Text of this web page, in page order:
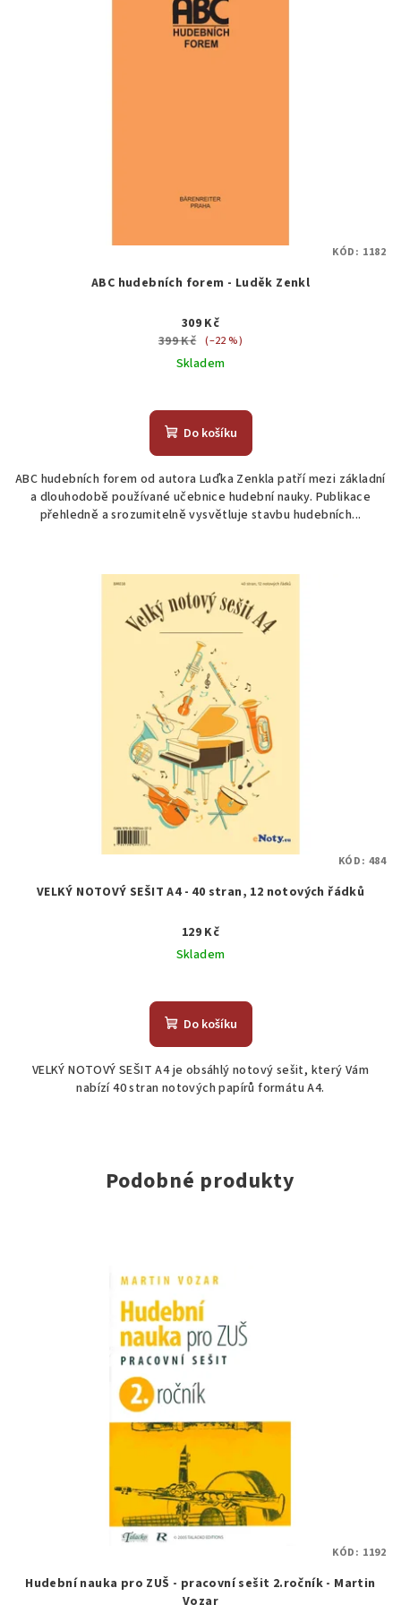
ABC hudebních forem - Luděk Zenkl
309 Kč
399 Kč (–22 %)
Skladem
Do košíku
ABC hudebních forem od autora Luďka Zenkla patří mezi základní
a dlouhodobě používané učebnice hudební nauky. Publikace
přehledně a srozumitelně vysvětluje stavbu hudebních...
KÓD: 1182
VELKÝ NOTOVÝ SEŠIT A4 - 40 stran, 12 notových řádků
129 Kč
Skladem
Do košíku
VELKÝ NOTOVÝ SEŠIT A4 je obsáhlý notový sešit, který Vám
nabízí 40 stran notových papírů formátu A4.
KÓD: 484
Podobné produkty
Hudební nauka pro ZUŠ - pracovní sešit 2.ročník - Martin
Vozar
KÓD: 1192